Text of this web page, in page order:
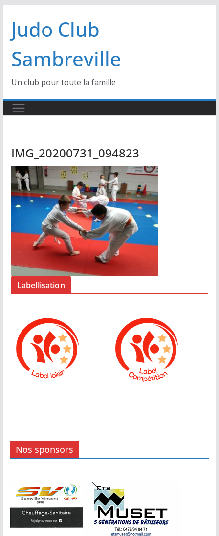
contenu
Judo Club
Sambreville
Un club pour toute la famille
IMG_20200731_094823
Labellisation
Nos sponsors